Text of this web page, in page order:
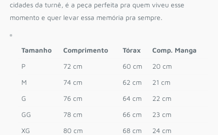
cidades da turnê, é a peça perfeita pra quem viveu esse
momento e quer levar essa memória pra sempre.
Tamanho Comprimento Tórax
Comp. Manga
P
72 cm 60 cm
20 cm
M
74 cm 62 cm
21 cm
G
76 cm 64 cm
22 cm
GG
78 cm 66 cm
23 cm
XG
80 cm 68 cm 24 cm